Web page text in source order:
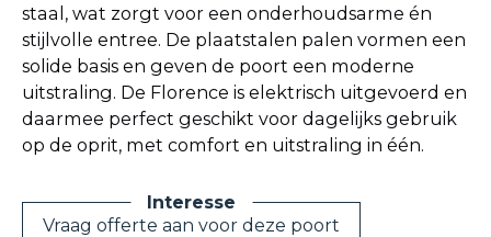
staal, wat zorgt voor een onderhoudsarme én
stijlvolle entree. De plaatstalen palen vormen een
solide basis en geven de poort een moderne
uitstraling. De Florence is elektrisch uitgevoerd en
daarmee perfect geschikt voor dagelijks gebruik
op de oprit, met comfort en uitstraling in één.
Vraag offerte aan voor deze poort